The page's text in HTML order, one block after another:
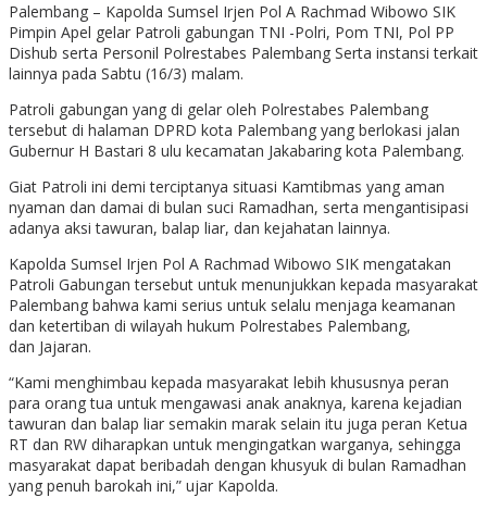
Palembang – Kapolda Sumsel Irjen Pol A Rachmad Wibowo SIK
Pimpin Apel gelar Patroli gabungan TNI -Polri, Pom TNI, Pol PP
Dishub serta Personil Polrestabes Palembang Serta instansi terkait
lainnya pada Sabtu (16/3) malam.
Patroli gabungan yang di gelar oleh Polrestabes Palembang
tersebut di halaman DPRD kota Palembang yang berlokasi jalan
Gubernur H Bastari 8 ulu kecamatan Jakabaring kota Palembang.
Giat Patroli ini demi terciptanya situasi Kamtibmas yang aman
nyaman dan damai di bulan suci Ramadhan, serta mengantisipasi
adanya aksi tawuran, balap liar, dan kejahatan lainnya.
Kapolda Sumsel Irjen Pol A Rachmad Wibowo SIK mengatakan
Patroli Gabungan tersebut untuk menunjukkan kepada masyarakat
Palembang bahwa kami serius untuk selalu menjaga keamanan
dan ketertiban di wilayah hukum Polrestabes Palembang,
dan Jajaran.
“Kami menghimbau kepada masyarakat lebih khususnya peran
para orang tua untuk mengawasi anak anaknya, karena kejadian
tawuran dan balap liar semakin marak selain itu juga peran Ketua
RT dan RW diharapkan untuk mengingatkan warganya, sehingga
masyarakat dapat beribadah dengan khusyuk di bulan Ramadhan
yang penuh barokah ini,” ujar Kapolda.